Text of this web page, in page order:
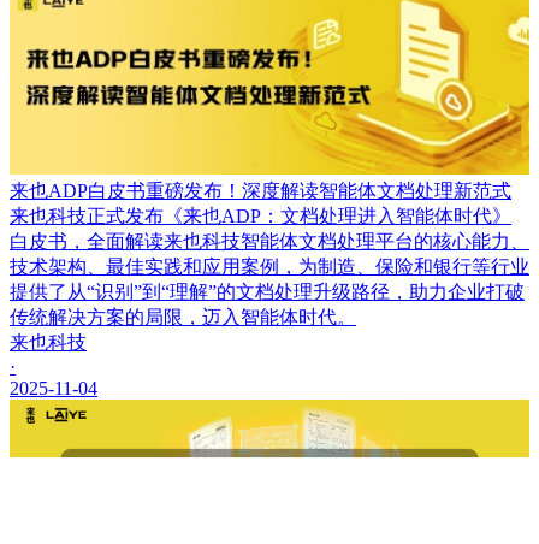
来也ADP白皮书重磅发布！深度解读智能体文档处理新范式
来也科技正式发布《来也ADP：文档处理进入智能体时代》
白皮书，全面解读来也科技智能体文档处理平台的核心能力、
技术架构、最佳实践和应用案例，为制造、保险和银行等行业
提供了从“识别”到“理解”的文档处理升级路径，助力企业打破
传统解决方案的局限，迈入智能体时代。
来也科技
·
2025-11-04